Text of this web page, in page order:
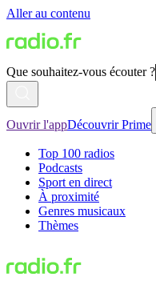
Aller au contenu
Que souhaitez-vous écouter ?
Ouvrir l'appDécouvrir Prime
Top 100 radios
Podcasts
Sport en direct
À proximité
Genres musicaux
Thèmes